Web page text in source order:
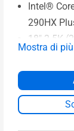
Intel®
290HX
18" 2.5K
16:10
Display
1TB M.2
Mostra di più